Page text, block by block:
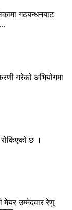
गठबन्धनबाट
गरेको अभियोगमा
छ ।
मेयर उम्मेदवार रेणु